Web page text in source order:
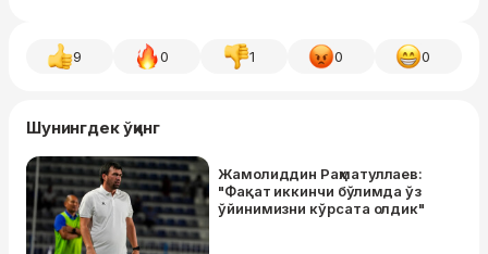
9 0 1 0 0
Шунингдек ўқинг
Жамолиддин Раҳматуллаев:
"Фақат иккинчи бўлимда ўз
ўйинимизни кўрсата олдик"